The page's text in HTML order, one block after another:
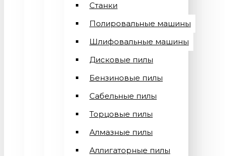
Станки
Полировальные машины
Шлифовальные машины
Дисковые пилы
Бензиновые пилы
Сабельные пилы
Торцовые пилы
Алмазные пилы
Аллигаторные пилы